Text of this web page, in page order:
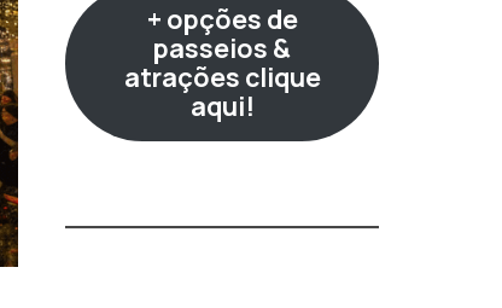
+ opções de
passeios &
atrações clique
aqui!